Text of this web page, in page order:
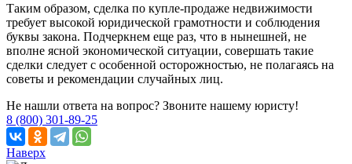
Таким образом, сделка по купле-продаже недвижимости
требует высокой юридической грамотности и соблюдения
буквы закона. Подчеркнем еще раз, что в нынешней, не
вполне ясной экономической ситуации, совершать такие
сделки следует с особенной осторожностью, не полагаясь на
советы и рекомендации случайных лиц.
Не нашли ответа на вопрос? Звоните нашему юристу!
8 (800) 301-89-25
Наверх